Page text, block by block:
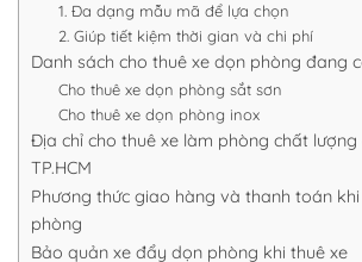
1. Đa dạng mẫu mã để lựa chọn
2. Giúp tiết kiệm thời gian và chi phí
Danh sách cho thuê xe dọn phòng đang
Cho thuê xe dọn phòng sắt sơn
Cho thuê xe dọn phòng inox
Địa chỉ cho thuê xe làm phòng chất
TP.HCM
Phương thức giao hàng và thanh toán
phòng
Bảo quản xe đẩy dọn phòng khi thuê xe